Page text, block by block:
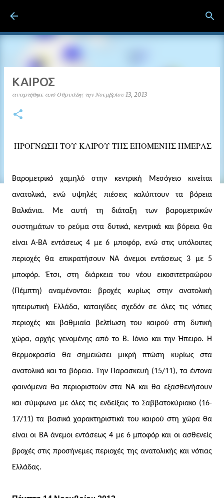
ΚΑΙΡΟΣ
αναρτήθηκε από Οθρυάδης την Νοεμβρίου 13, 2013
ΠΡΟΓΝΩΣΗ ΤΟΥ ΚΑΙΡΟΥ ΤΗΣ ΕΠΟΜΕΝΗΣ ΗΜΕΡΑΣ
Βαρομετρικό χαμηλό στην κεντρική Μεσόγειο κινείται
ανατολικά, ενώ υψηλές πιέσεις καλύπτουν τα βόρεια
Βαλκάνια. Με αυτή τη διάταξη των βαρομετρικών
συστημάτων το ρεύμα στα δυτικά, κεντρικά και βόρεια θα
είναι Α-ΒΑ εντάσεως 4 με 6 μποφόρ, ενώ στις υπόλοιπες
περιοχές θα επικρατήσουν ΝΑ άνεμοι εντάσεως 3 με 5
μποφόρ. Έτσι, στη διάρκεια του νέου εικοσιτετραώρου
(Πέμπτη) αναμένονται: βροχές κυρίως στην ανατολική
ηπειρωτική Ελλάδα, καταιγίδες σχεδόν σε όλες τις νότιες
περιοχές και βαθμιαία βελτίωση του καιρού στη δυτική
χώρα, αρχής γενομένης από το Β. Ιόνιο και την Ήπειρο. Η
θερμοκρασία θα σημειώσει μικρή πτώση κυρίως στα
ανατολικά και τα βόρεια. Την Παρασκευή (15/11), τα έντονα
φαινόμενα θα περιοριστούν στα ΝΑ και θα εξασθενήσουν
και σύμφωνα με όλες τις ενδείξεις το Σαββατοκύριακο (16-
17/11) τα βασικά χαρακτηριστικά του καιρού στη χώρα θα
είναι οι ΒΑ άνεμοι εντάσεως 4 με 6 μποφόρ και οι ασθενείς
βροχές στις προσήνεμες περιοχές της ανατολικής και νότιας
Ελλάδας.